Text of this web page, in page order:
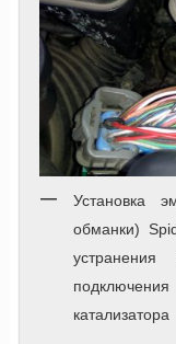
Установка
обманки)
катализатора